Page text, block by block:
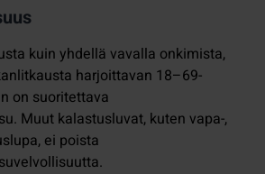
kuin yhdellä vavalla onkimista,
harjoittavan 18–69-
on suoritettava
Muut kalastusluvat, kuten vapa-,
ei poista